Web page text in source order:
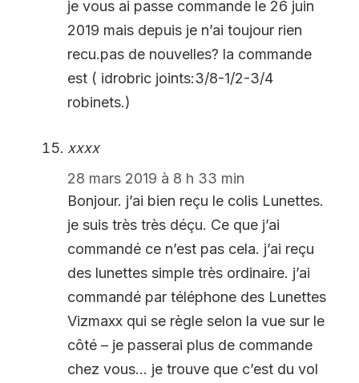
je vous ai passe commande le 26 juin
2019 mais depuis je n’ai toujour rien
recu.pas de nouvelles? la commande
est ( idrobric joints:3/8-1/2-3/4
robinets.)
xxxx
28 mars 2019 à 8 h 33 min
Bonjour. j’ai bien reçu le colis Lunettes.
je suis très très déçu. Ce que j’ai
commandé ce n’est pas cela. j’ai reçu
des lunettes simple très ordinaire. j’ai
commandé par téléphone des Lunettes
Vizmaxx qui se règle selon la vue sur le
côté – je passerai plus de commande
chez vous… je trouve que c’est du vol